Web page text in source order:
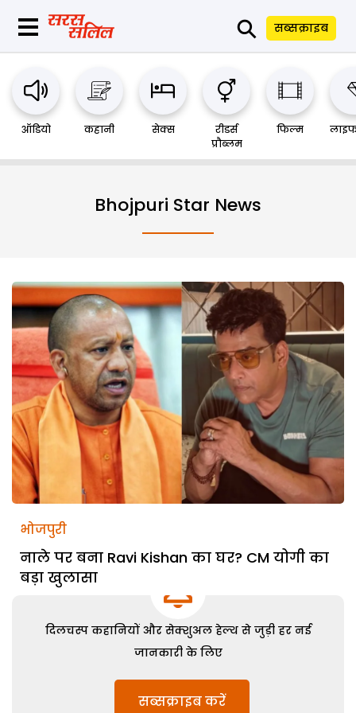
⚲ सब्सक्राइब
ऑडियो कहानी सेक्स
रीडर्स
प्रौब्लम
फिल्म
Bhojpuri Star News
भोजपुरी
नाले पर बना Ravi Kishan का घर? CM योगी का
बड़ा खुलासा
दिलचस्प कहानियों और सेक्शुअल हेल्थ से जुड़ी हर नई
जानकारी के लिए
सब्सक्राइब करें